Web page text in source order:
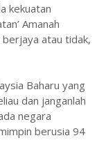
kekuatan
Amanah
berjaya atau tidak,
Baharu yang
dan janganlah
negara
berusia 94